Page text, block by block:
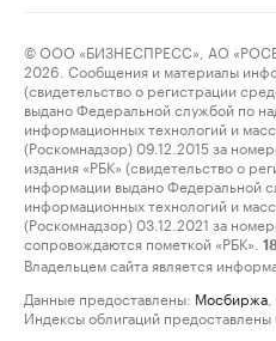
© ООО «БИЗНЕСПРЕСС», АО
2026. Сообщения и материалы
(свидетельство о регистрации
выдано Федеральной службой по
информационных технологий и
(Роскомнадзор) 09.12.2015 за
издания «РБК» (свидетельство о
информации выдано Федеральной
информационных технологий и
(Роскомнадзор) 03.12.2021 за
сопровождаются пометкой «РБК».
Владельцем сайта является
Данные предоставлены: Мосбиржа
Индексы облигаций предоставлены